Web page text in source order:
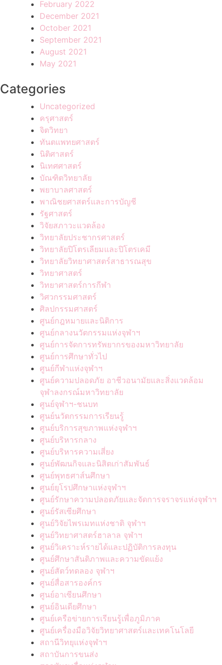
February 2022
December 2021
October 2021
September 2021
August 2021
May 2021
Categories
Uncategorized
ครุศาสตร์
จิตวิทยา
ทันตแพทยศาสตร์
นิติศาสตร์
นิเทศศาสตร์
บัณฑิตวิทยาลัย
พยาบาลศาสตร์
พาณิชยศาสตร์และการบัญชี
รัฐศาสตร์
วิจัยสภาวะแวดล้อง
วิทยาลัยประชากรศาสตร์
วิทยาลัยปิโตรเลียมและปิโตรเคมี
วิทยาลัยวิทยาศาสตร์สาธารณสุข
วิทยาศาสตร์
วิทยาศาสตร์การกีฬา
วิศวกรรมศาสตร์
ศิลปกรรมศาสตร์
ศูนย์กฎหมายและนิติการ
ศูนย์กลางนวัตกรรมแห่งจุฬาฯ
ศูนย์การจัดการทรัพยากรของมหาวิทยาลัย
ศูนย์การศึกษาทั่วไป
ศูนย์กีฬาแห่งจุฬาฯ
ศูนย์ความปลอดภัย อาชีวอนามัยและสิ่งแวดล้อม
จุฬาลงกรณ์มหาวิทยาลัย
ศูนย์จุฬาฯ-ชนบท
ศูนย์นวัตกรรมการเรียนรู้
ศูนย์บริการสุขภาพแห่งจุฬาฯ
ศูนย์บริหารกลาง
ศูนย์บริหารความเสี่ยง
ศูนย์พัฒนกิจและนิสิตเก่าสัมพันธ์
ศูนย์พุทธศาส์นศึกษา
ศูนย์ยุโรปศึกษาแห่งจุฬาฯ
ศูนย์รักษาความปลอดภัยและจัดการจราจรแห่งจุฬาฯ
ศูนย์รัสเซียศึกษา
ศูนย์วิจัยไพรเมทแห่งชาติ จุฬาฯ
ศูนย์วิทยาศาสตร์ฮาลาล จุฬาฯ
ศูนย์วิเคราะห์รายได้และปฏิบัติการลงทุน
ศูนย์ศึกษาสันติภาพและความขัดแย้ง
ศูนย์สัตว์ทดลอง จุฬาฯ
ศูนย์สื่อสารองค์กร
ศูนย์อาเซียนศึกษา
ศูนย์อินเดียศึกษา
ศูนย์เครือข่ายการเรียนรู้เพื่อภูมิภาค
ศูนย์เครื่องมือวิจัยวิทยาศาสตร์และเทคโนโลยี
สถานีวิทยุแห่งจุฬาฯ
สถาบันการขนส่ง